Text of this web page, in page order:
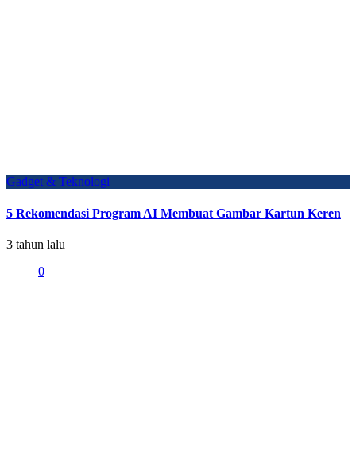
Gadget & Teknologi
5 Rekomendasi Program AI Membuat Gambar Kartun Keren
3 tahun lalu
0